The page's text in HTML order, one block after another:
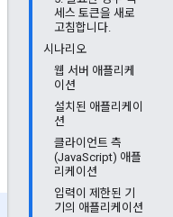
세스 토큰을 새로
고침합니다.
시나리오
웹 서버 애플리케
이션
설치된 애플리케이
션
클라이언트 측
(JavaScript) 애플
리케이션
입력이 제한된 기
기의 애플리케이션